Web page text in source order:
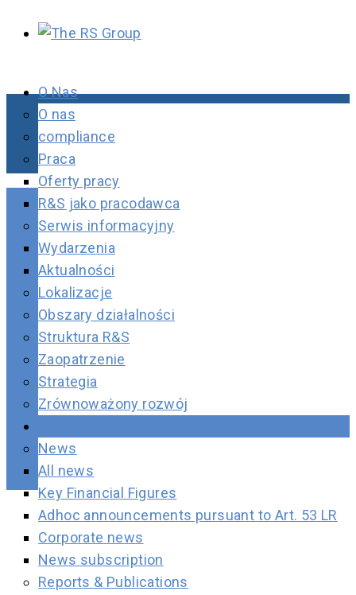
O Nas
O nas
compliance
Praca
Oferty pracy
R&S jako pracodawca
Serwis informacyjny
Wydarzenia
Aktualności
Lokalizacje
Obszary działalności
Struktura R&S
Zaopatrzenie
Strategia
Zrównoważony rozwój
News
All news
Key Financial Figures
Adhoc announcements pursuant to Art. 53 LR
Corporate news
News subscription
Reports & Publications